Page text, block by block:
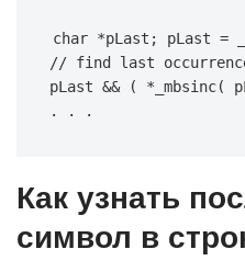
char *pLast; pLast
// find last
pLast && (
. . .
Как узнать
символ в